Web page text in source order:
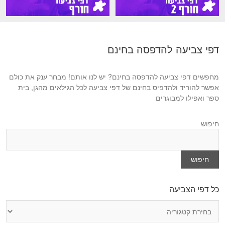
דפי צביעה להדפסה בחינם
מחפשים דפי צביעה להדפסה בחינם? יש לנו אותם! מבחר ענק את כולם
אפשר להוריד ולהדפיס בחינם של דפי צביעה לכל הגילאים מהגן, בית
ספר ואפילו למבוגרים
חיפוש
חיפוש
כל דפי הצביעה